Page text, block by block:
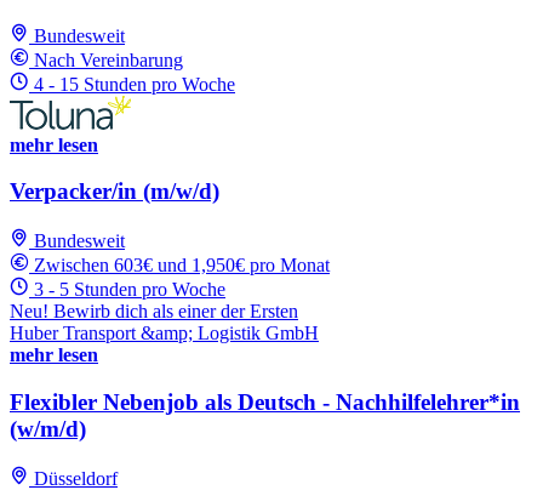
Bundesweit
Nach Vereinbarung
4 - 15 Stunden pro Woche
mehr lesen
Verpacker/in (m/w/d)
Bundesweit
Zwischen 603€ und 1,950€ pro Monat
3 - 5 Stunden pro Woche
Neu! Bewirb dich als einer der Ersten
Huber Transport &amp; Logistik GmbH
mehr lesen
Flexibler Nebenjob als Deutsch - Nachhilfelehrer*in
(w/m/d)
Düsseldorf